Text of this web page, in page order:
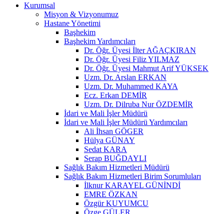
Kurumsal
Misyon & Vizyonumuz
Hastane Yönetimi
Başhekim
Başhekim Yardımcıları
Dr. Öğr. Üyesi İlter AĞAÇKIRAN
Dr. Öğr. Üyesi Filiz YILMAZ
Dr. Öğr. Üyesi Mahmut Arif YÜKSEK
Uzm. Dr. Arslan ERKAN
Uzm. Dr. Muhammed KAYA
Ecz. Erkan DEMİR
Uzm. Dr. Dilruba Nur ÖZDEMİR
İdari ve Mali İşler Müdürü
İdari ve Mali İşler Müdürü Yardımcıları
Ali İhsan GÖGER
Hülya GÜNAY
Sedat KARA
Serap BUĞDAYLI
Sağlık Bakım Hizmetleri Müdürü
Sağlık Bakım Hizmetleri Birim Sorumluları
İlknur KARAYEL GÜNİNDİ
EMRE ÖZKAN
Özgür KUYUMCU
Özge GÜLER